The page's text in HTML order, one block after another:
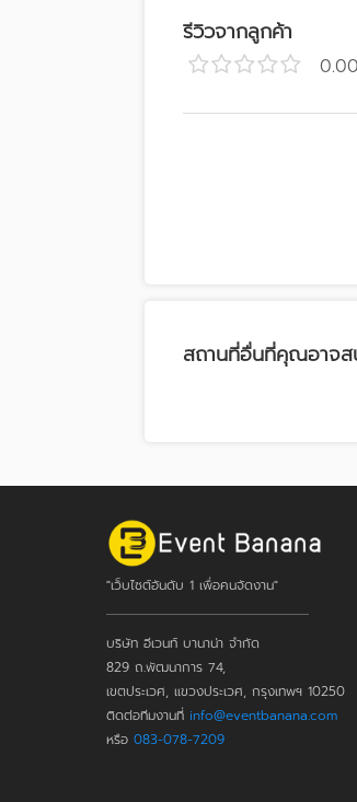
รีวิวจากลูกค้า
สถานที่อื่นที่คุณอาจส
"เว็บไซต์อันดับ 1 เพื่อคนจัดงาน"
บริษัท อีเวนท์ บานาน่า จำกัด
829 ถ.พัฒนาการ 74,
เขตประเวศ, แขวงประเวศ, กรุงเทพฯ 10250
ติดต่อทีมงานที่ info@eventbanana.com
หรือ 083-078-7209